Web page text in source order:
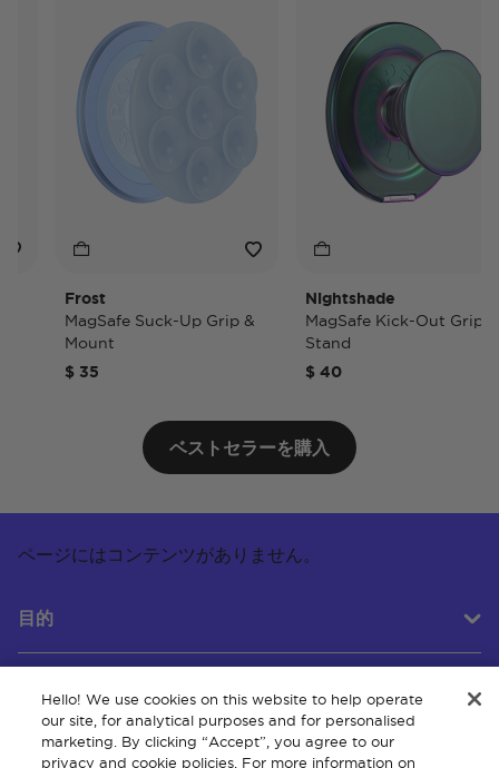
Frost
MagSafe Suck-Up Grip &
Mount
$ 35
Nightshade
MagSafe Kick-Out Grip &
Stand
$ 40
ベストセラーを購入
ページにはコンテンツがありません。
目的
カスタマーサービス
Hello! We use cookies on this website to help operate
our site, for analytical purposes and for personalised
marketing. By clicking “Accept”, you agree to our
privacy and cookie policies. For more information on